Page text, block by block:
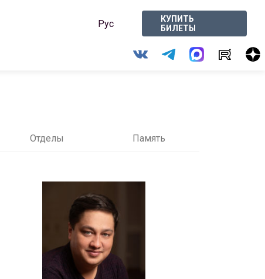
Рус
КУПИТЬ
БИЛЕТЫ
Отделы Память